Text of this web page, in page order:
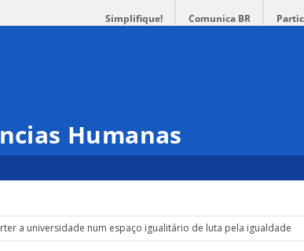
Simplifique! Comunica BR
Humanas
a universidade num espaço igualitário de luta pela igualdade